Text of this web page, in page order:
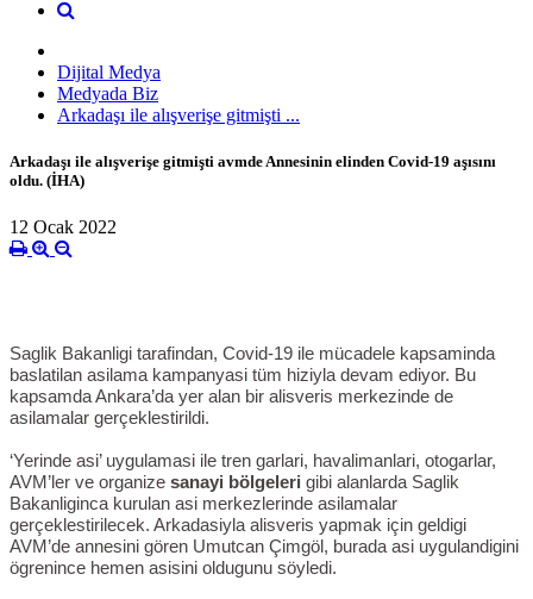
Dijital Medya
Medyada Biz
Arkadaşı ile alışverişe gitmişti ...
Arkadaşı ile alışverişe gitmişti avmde Annesinin elinden Covid-19 aşısını
oldu. (İHA)
12 Ocak 2022
Saglik Bakanligi tarafindan, Covid-19 ile mücadele kapsaminda
baslatilan asilama kampanyasi tüm hiziyla devam ediyor. Bu
kapsamda Ankara’da yer alan bir alisveris merkezinde de
asilamalar gerçeklestirildi.
‘Yerinde asi’ uygulamasi ile tren garlari, havalimanlari, otogarlar,
AVM’ler ve organize sanayi bölgeleri gibi alanlarda Saglik
Bakanliginca kurulan asi merkezlerinde asilamalar
gerçeklestirilecek. Arkadasiyla alisveris yapmak için geldigi
AVM’de annesini gören Umutcan Çimgöl, burada asi uygulandigini
ögrenince hemen asisini oldugunu söyledi.